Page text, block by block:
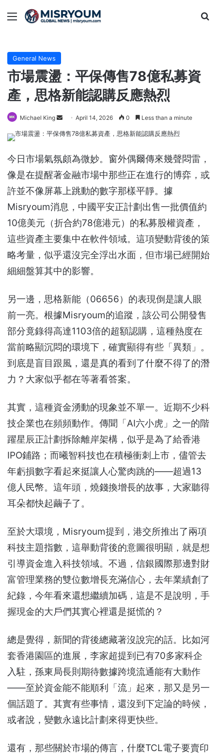
Menu
General News
市場震盪：平保傳售78億私募資
產，思格新能認購反應熱烈
Michael King
Send April 14, 2026 0 Less than a minute
今日市場氣氛頗為微妙。窗外偶爾傳來幾聲悶雷，
像是在提醒著金融市場中那些正在進行的博弈，或
許並不像屏幕上跳動的數字那樣平靜。據
Misryoum消息，中國平安正計劃出售一批價值約
10億美元（折合約78億港元）的私募股權資產，
這些資產主要集中在軟件領域。這項變動背後的策
略考量，似乎還沒完全浮出水面，但市場已經開始
細細盤算其中的影響。
另一邊，思格新能（06656）的表現倒是讓人眼
前一亮。根據Misryoum的追蹤，該公司公開發售
部分竟錄得高達1103倍的超額認購，這種熱度在
當前略顯沉悶的環境下，確實顯得有些「異類」。
到底是盲目跟風，還是真的看到了什麼不得了的潛
力？大家似乎都在等著看答案。
其實，這種資金湧動的現象並不單一。近期不少科
技企業也在頻頻動作。傳聞「AI六小虎」之一的階
躍星辰正計劃拆除離岸架構，似乎是為了給香港
IPO鋪路；而曦智科技也在積極衝刺上市，儘管去
年虧損數字看起來挺讓人心驚肉跳的——超過13
億人民幣。這年頭，燒錢換增長的故事，大家聽得
耳朵都快起繭子了。
至於大環境，Misryoum提到，港交所推出了兩項
科技主題指數，這舉動背後的意圖很明顯，就是想
引導資金進入科技領域。不過，信銀國際那邊對財
富管理業務的雙位數增長充滿信心，去年業績創了
紀錄，今年看來還想繼續加碼，這是不是說明，手
握現金的大戶們其實心裡還是挺慌的？
總是覺得，新聞的背後總藏著沒說完的話。比如河
套香港園區的進展，李家超提到已有70多家科企
入駐，孫東局長則期待數據跨境流通能有大動作
——至於資金能不能順利「流」起來，那又是另一
個話題了。其實有些事情，還沒到下定論的時候，
或者說，變數永遠比計劃來得更快些。
還有，那些關於市場的傳言，什麼TCL電子要賣印